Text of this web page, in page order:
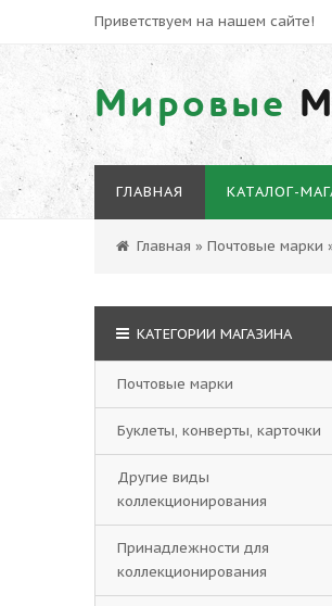
Приветствуем на нашем сайте!
Мировые
ГЛАВНАЯ КАТАЛОГ-
Главная » Почтовые марки
КАТЕГОРИИ МАГАЗИНА
Почтовые марки
Буклеты, конверты, карточки
Другие виды
коллекционирования
Принадлежности для
коллекционирования